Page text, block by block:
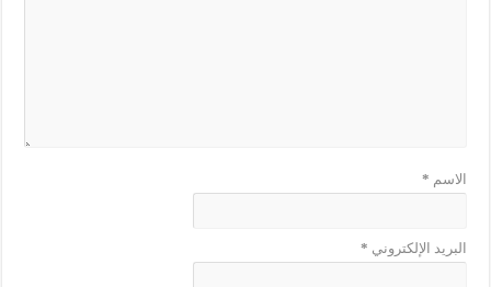
الاسم *
البريد الإلكتروني *